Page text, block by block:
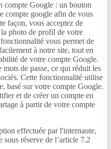
compte Google : un bouton
compte google afin de vous
façon, vous acceptez de
photo de profil de votre
vous permet de
à notre site, tout en
de votre compte Google.
de passe, ce qui réduit les
Cette fonctionnalité utilise
basé sur votre compte Google.
et de créer un compte en
à partir de votre compte
effectuée par l'internaute,
réserve de l’article 7.2